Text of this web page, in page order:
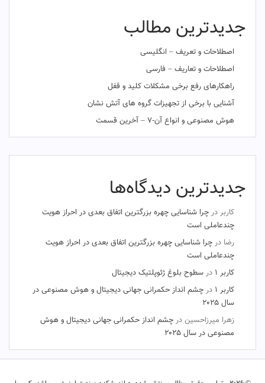
جدیدترین مطالب
اصطلاحات و تعریف – انگلیسی
اصطلاحات و تعاریف – فارسی
راهکارهای رفع برخی مشکلات کلید و قفل
آشنایی با برخی از تجهیزات گروه های آتش نشان
هوش مصنوعی و انواع آن-۷ – آخرین قسمت
جدیدترین دیدگاه‌ها
کاربر در چرا شناسایی چهره بزرگترین اتفاق بعدی در احراز هویت
چندعاملی است
رضا در چرا شناسایی چهره بزرگترین اتفاق بعدی در احراز هویت
چندعاملی است
کاربر ۱
در سطوح بلوغ ژئوپلتیک دیجیتال
کاربر ۱
در چشم‌ انداز حکمرانی جهانی دیجیتال و هوش مصنوعی در
سال ۲۰۲۵
زهرا میرزاحسین در چشم‌ انداز حکمرانی جهانی دیجیتال و هوش
مصنوعی در سال ۲۰۲۵